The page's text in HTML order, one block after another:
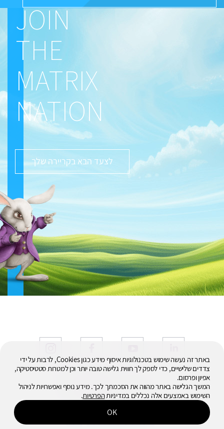
JOIN
THE
MATRIX
NATION
לצעד הבא בקריירה שלך
באתר זה נעשה שימוש בטכנולוגיות איסוף מידע כגון Cookies, לרבות על ידי
צדדים שלישיים, כדי לספק לך חווית גלישה טובה יותר וכן למטרות סטטיסטיקה,
אפיון ופרסום.
המשך הגלישה באתר מהווה את הסכמתך לכך. מידע נוסף ואפשרויות לניהול
השימוש באמצעים אלה נכללים במדיניותהפרטיות.
OK
כל הזכויות שמורות © 2026
מדיניות פרטיות ותנאי שימוש נגישות